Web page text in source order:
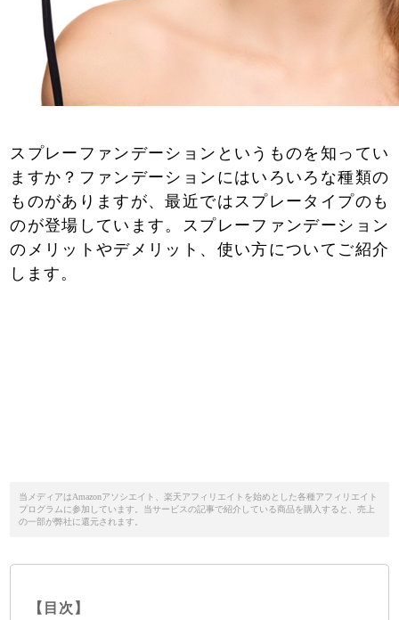
スプレーファンデーションというものを知ってい
ますか？ファンデーションにはいろいろな種類の
ものがありますが、最近ではスプレータイプのも
のが登場しています。スプレーファンデーション
のメリットやデメリット、使い方についてご紹介
します。
当メディアはAmazonアソシエイト、楽天アフィリエイトを始めとした各種アフィリエイト
プログラムに参加しています。当サービスの記事で紹介している商品を購入すると、売上
の一部が弊社に還元されます。
【目次】